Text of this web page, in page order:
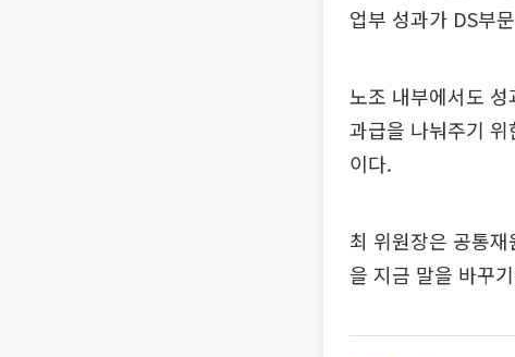
업부 성과가 DS부
노조 내부에서도
과급을 나눠주기
이다.
최 위원장은 공통
을 지금 말을 바꾸